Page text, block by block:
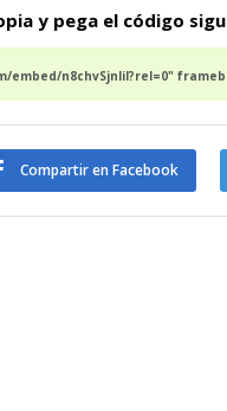
y pega el código
embed/n8chvSjnliI?rel=0"
Compartir en Facebook